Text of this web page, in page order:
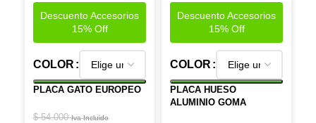
Descuento Accesorios
15% Off
COLOR
PLACA GATO EUROPEO
$54.000 Iva Incluido
Descuento Accesorios
15% Off
COLOR
PLACA HUESO
ALUMINIO GOMA